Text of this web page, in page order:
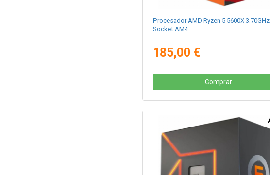
Procesador AMD Ryzen 5 5600X 3.70GHz
Socket AM4
185,00 €
Comprar